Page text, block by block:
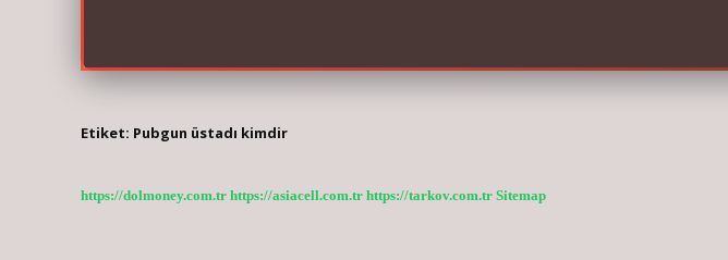
Etiket: Pubgun üstadı kimdir
https://dolmoney.com.tr https://asiacell.com.tr https://tarkov.com.tr Sitemap